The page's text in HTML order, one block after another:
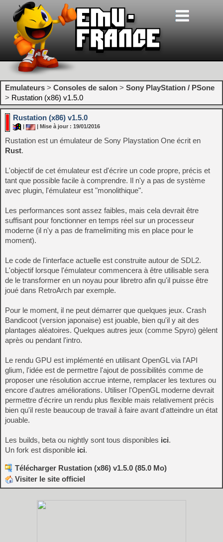
Emulateurs > Consoles de salon > Sony PlayStation / PSone
> Rustation (x86) v1.5.0
Rustation (x86) v1.5.0
| Mise à jour : 19/01/2016
Rustation est un émulateur de Sony Playstation One écrit en
Rust.
L'objectif de cet émulateur est d'écrire un code propre, précis et
tant que possible facile à comprendre. Il n'y a pas de système
avec plugin, l'émulateur est "monolithique".
Les performances sont assez faibles, mais cela devrait être
suffisant pour fonctionner en temps réel sur un processeur
moderne (il n'y a pas de framelimiting mis en place pour le
moment).
Le code de l'interface actuelle est construite autour de SDL2.
L'objectif lorsque l'émulateur commencera à être utilisable sera
de le transformer en un noyau pour libretro afin qu'il puisse être
joué dans RetroArch par exemple.
Pour le moment, il ne peut démarrer que quelques jeux. Crash
Bandicoot (version japonaise) est jouable, bien qu'il y ait des
plantages aléatoires. Quelques autres jeux (comme Spyro) gèlent
après ou pendant l'intro.
Le rendu GPU est implémenté en utilisant OpenGL via l'API
glium, l'idée est de permettre l'ajout de possibilités comme de
proposer une résolution accrue interne, remplacer les textures ou
encore d'autres améliorations. Utiliser l'OpenGL moderne devrait
permettre d'écrire un rendu plus flexible mais relativement précis
bien qu'il reste beaucoup de travail à faire avant d'atteindre un état
jouable.
Les builds, beta ou nightly sont tous disponibles ici.
Un fork est disponible ici.
Télécharger Rustation (x86) v1.5.0 (85.0 Mo)
Visiter le site officiel